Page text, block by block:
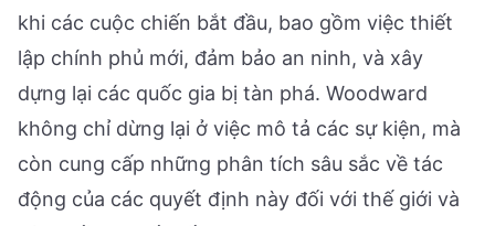
khi các cuộc chiến bắt đầu, bao gồm việc thiết
lập chính phủ mới, đảm bảo an ninh, và xây
dựng lại các quốc gia bị tàn phá. Woodward
không chỉ dừng lại ở việc mô tả các sự kiện, mà
còn cung cấp những phân tích sâu sắc về tác
động của các quyết định này đối với thế giới và